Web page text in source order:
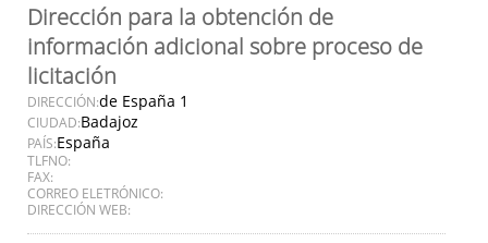
Dirección para la obtención de
información adicional sobre proceso de
licitación
DIRECCIÓN:de España 1
CIUDAD:Badajoz
PAÍS:España
TLFNO:
FAX:
CORREO ELETRÓNICO:
DIRECCIÓN WEB: